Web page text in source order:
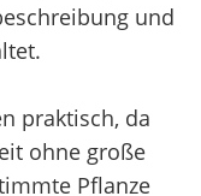
und
praktisch, da
ohne große
Pflanze